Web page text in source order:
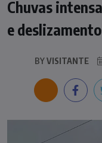
Chuvas
e
BYVISITANTE